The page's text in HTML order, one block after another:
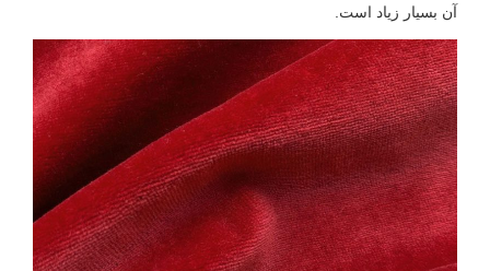
آن بسیار زیاد است.